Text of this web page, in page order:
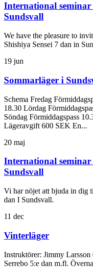
International seminar
Sundsvall
We have the pleasure to
Shishiya Sensei 7 dan in
19 jun
Sommarläger i
Schema Fredag
18.30 Lördag
Söndag Förmiddagspass
Lägeravgift 600 SEK En...
20 maj
International seminar
Sundsvall
Vi har nöjet att bjuda in dig
dan I Sundsvall.
11 dec
Vinterläger
Instruktörer: Jimmy
Serrebo 5:e dan m.fl.